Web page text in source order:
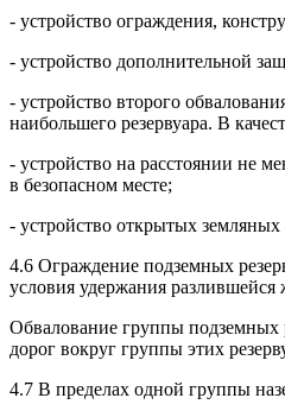
- устройство ограждения,
- устройство дополнительной
- устройство второго
наибольшего резервуара. В
- устройство на расстоянии не
в безопасном месте;
- устройство открытых
4.6 Ограждение подземных
условия удержания разлившейся
Обвалование группы подземных
дорог вокруг группы этих
4.7 В пределах одной группы